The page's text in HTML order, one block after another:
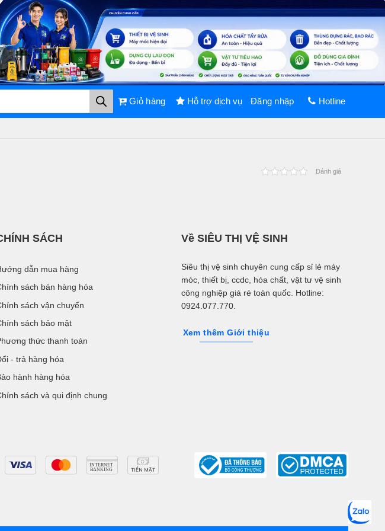
Giỏ hàng Hỗ trợ dịch vụ Đăng nhập Hotline
Đánh giá
SÁCH
dẫn mua hàng
sách bán hàng hóa
sách vận chuyển
sách bảo mật
thức thanh toán
- trả hàng hóa
hành hàng hóa
sách và qui định chung
Về SIÊU THỊ VỆ SINH
Siêu thị vệ sinh chuyên cung cấp sỉ lẻ máy
móc, thiết bị, ccdc, hóa chất, vật tư vệ sinh
công nghiệp giá rẻ toàn quốc. Hotline:
0924.077.770.
Xem thêm Giới thiệu